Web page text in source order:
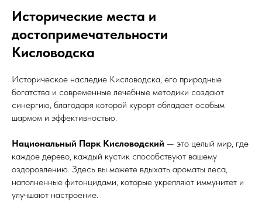
Исторические места и
достопримечательности
Кисловодска
Историческое наследие Кисловодска, его природные
богатства и современные лечебные методики создают
синергию, благодаря которой курорт обладает особым
шармом и эффективностью.
Национальный Парк Кисловодский — это целый мир, где
каждое дерево, каждый кустик способствуют вашему
оздоровлению. Здесь вы можете вдыхать ароматы леса,
наполненные фитонцидами, которые укрепляют иммунитет и
улучшают настроение.